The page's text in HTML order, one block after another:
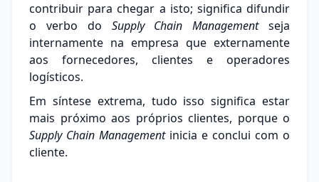
contribuir para chegar a isto; significa difundir
o verbo do Supply Chain Management seja
internamente na empresa que externamente
aos fornecedores, clientes e operadores
logísticos.
Em síntese extrema, tudo isso significa estar
mais próximo aos próprios clientes, porque o
Supply Chain Management inicia e conclui com o
cliente.